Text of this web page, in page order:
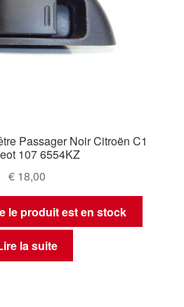
Passager Noir Citroën C1
107 6554KZ
€18,00
le produit est en stock
la suite